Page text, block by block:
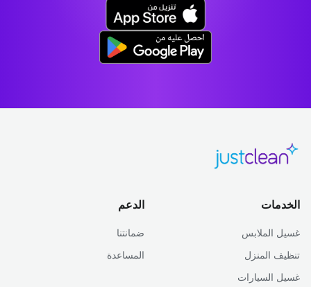
الخدمات
غسيل الملابس
تنظيف المنزل
غسيل السيارات
الدعم
ضمانتنا
المساعدة